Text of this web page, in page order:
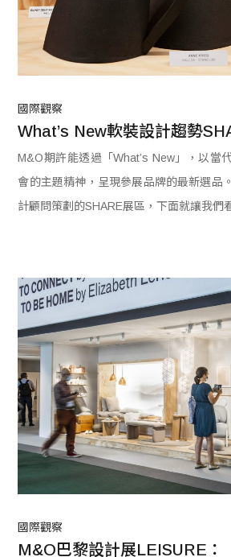
國際觀察
What’s New軟裝設計趨勢
M&O期許能透過「What’s New」，以當
會的主題精神，呈現參展品牌的最新選品
計顧問策劃的SHARE展區，下面就讓我們
考爾德的表現主義；對於François
且友善的藝術方式，體現在完全獨特的物
品味很好的假象，但又具有「前所未見」
鄉村的人離開了巴黎這種大城市，世人歌
François Delclaux向我們指出了新鄉村（
概念。
國際觀察
M&O巴黎設計展LEISURE：